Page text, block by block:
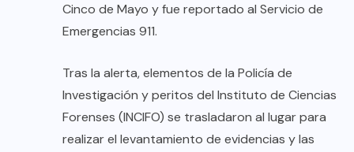
Cinco de Mayo y fue reportado al Servicio de
Emergencias 911.
Tras la alerta, elementos de la Policía de
Investigación y peritos del Instituto de Ciencias
Forenses (INCIFO) se trasladaron al lugar para
realizar el levantamiento de evidencias y las